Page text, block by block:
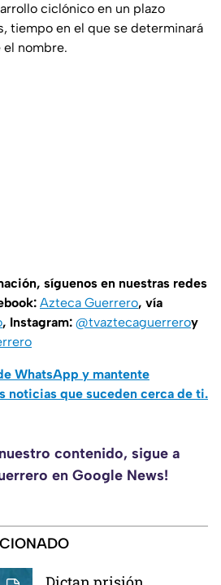
ciclónico en un plazo
tiempo en el que se determinará
nombre.
síguenos en nuestras redes
Azteca Guerrero, vía
, Instagram: @tvaztecaguerreroy
WhatsApp y mantente
noticias que suceden cerca de ti.
contenido, sigue a
en Google News!